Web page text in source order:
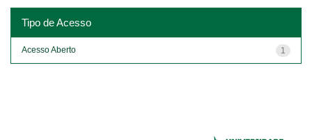
Tipo de Acesso
1
Acesso Aberto